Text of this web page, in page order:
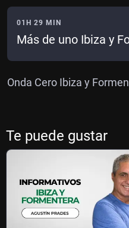
01H 29 MIN
Más de uno Ibiza y
Onda Cero Ibiza y
Te puede gustar